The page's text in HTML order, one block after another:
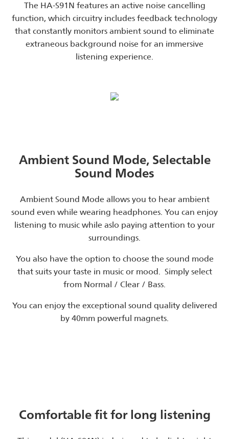
The HA-S91N features an active noise cancelling
function, which circuitry includes feedback technology
that constantly monitors ambient sound to eliminate
extraneous background noise for an immersive
listening experience.
Ambient Sound Mode, Selectable
Sound Modes
Ambient Sound Mode allows you to hear ambient
sound even while wearing headphones. You can enjoy
listening to music while aslo paying attention to your
surroundings.
You also have the option to choose the sound mode
that suits your taste in music or mood. Simply select
from Normal / Clear / Bass.
You can enjoy the exceptional sound quality delivered
by 40mm powerful magnets.
Comfortable fit for long listening